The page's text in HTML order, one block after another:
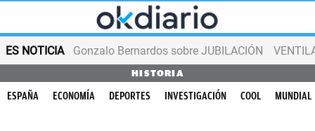
ES NOTICIA Gonzalo Bernardos sobre JUBILACIÓN
HISTORIA
ESPAÑA ECONOMÍA DEPORTES INVESTIGACIÓN COOL MUNDIAL